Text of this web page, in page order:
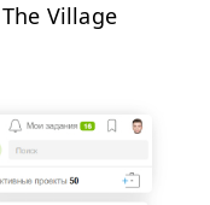
Village